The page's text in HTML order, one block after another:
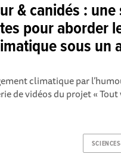
& canidés : une
pour aborder
sous un
climatique par
de vidéos du projet «